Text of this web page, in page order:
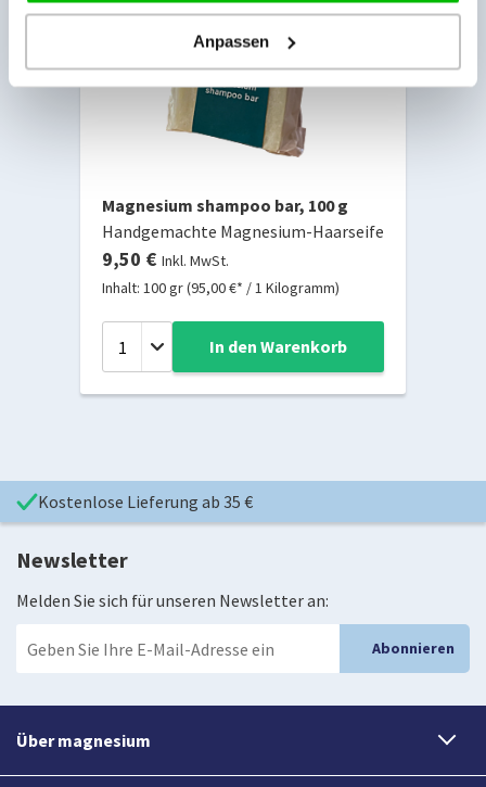
Anpassen
Magnesium shampoo bar, 100 g
Handgemachte Magnesium-Haarseife
9,50 € Inkl. MwSt.
Inhalt: 100 gr (95,00 €* / 1 Kilogramm)
In den Warenkorb
Kostenlose Lieferung ab 35 €
Über magnesium
Newsletter
Melden Sie sich für unseren Newsletter an:
Abonnieren